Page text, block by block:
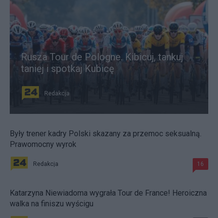
Rusza Tour de Pologne. Kibicuj, tankuj
taniej i spotkaj Kubicę
Redakcja
Były trener kadry Polski skazany za przemoc seksualną.
Prawomocny wyrok
Redakcja 16
Katarzyna Niewiadoma wygrała Tour de France! Heroiczna
walka na finiszu wyścigu